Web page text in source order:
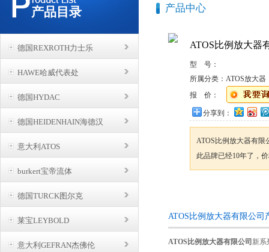
产品目录
德国REXROTH力士乐
HAWE哈威代表处
德国HYDAC
德国HEIDENHAIN海德汉
意大利ATOS
burkert宝帝流体
德国TURCK图尔克
莱宝LEYBOLD
意大利GEFRAN杰佛伦
产品中心
ATOS比例放大器
型 号：
所属分类： ATOS放大器
报 价：
分享到：
ATOS比例放大器有限
此品牌已经10年了，
ATOS比例放大器有限公司
ATOS比例放大器有限公司 新系